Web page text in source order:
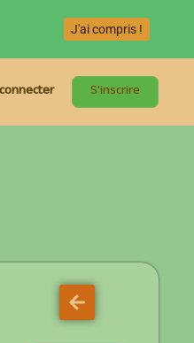
S'inscrire
J'ai compris !